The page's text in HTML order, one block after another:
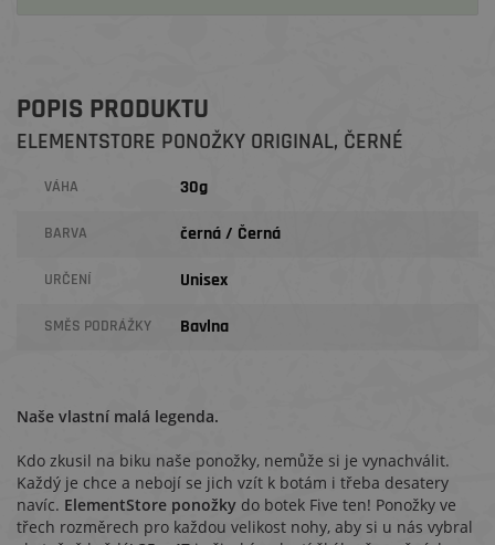
POPIS PRODUKTU
ELEMENTSTORE PONOŽKY ORIGINAL, ČERNÉ
VÁHA 30g
BARVA černá / Černá
URČENÍ Unisex
SMĚS PODRÁŽKY Bavlna
Naše vlastní malá legenda.
Kdo zkusil na biku naše ponožky, nemůže si je vynachválit.
Každý je chce a nebojí se jich vzít k botám i třeba desatery
navíc. ElementStore ponožky do botek Five ten! Ponožky ve
třech rozměrech pro každou velikost nohy, aby si u nás vybral